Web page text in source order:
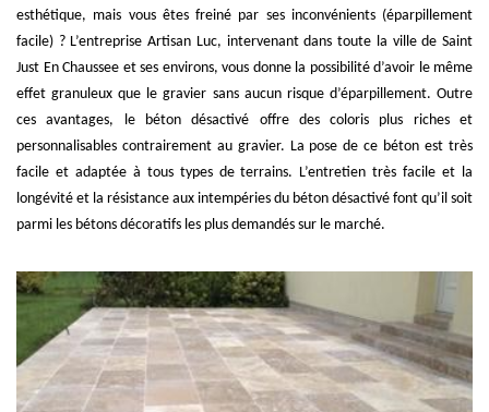
esthétique, mais vous êtes freiné par ses inconvénients (éparpillement
facile) ? L’entreprise Artisan Luc, intervenant dans toute la ville de Saint
Just En Chaussee et ses environs, vous donne la possibilité d’avoir le même
effet granuleux que le gravier sans aucun risque d’éparpillement. Outre
ces avantages, le béton désactivé offre des coloris plus riches et
personnalisables contrairement au gravier. La pose de ce béton est très
facile et adaptée à tous types de terrains. L’entretien très facile et la
longévité et la résistance aux intempéries du béton désactivé font qu’il soit
parmi les bétons décoratifs les plus demandés sur le marché.